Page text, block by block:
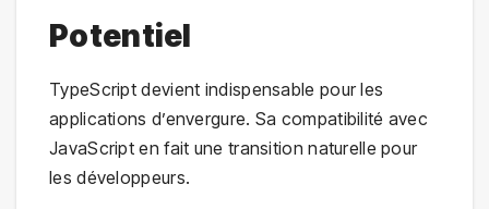
Potentiel
TypeScript devient indispensable pour les
applications d’envergure. Sa compatibilité avec
JavaScript en fait une transition naturelle pour
les développeurs.